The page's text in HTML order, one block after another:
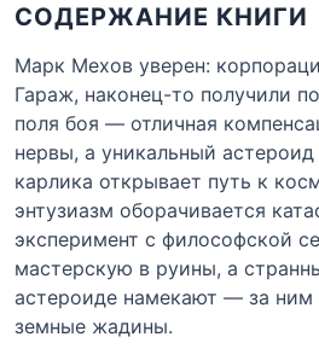
СОДЕРЖАНИЕ КНИГИ
Марк Мехов уверен:
Гараж, наконец-то получили
поля боя — отличная
нервы, а уникальный
карлика открывает путь к
энтузиазм оборачивается
эксперимент с философской
мастерскую в руины, а
астероиде намекают — за ним
земные жадины.